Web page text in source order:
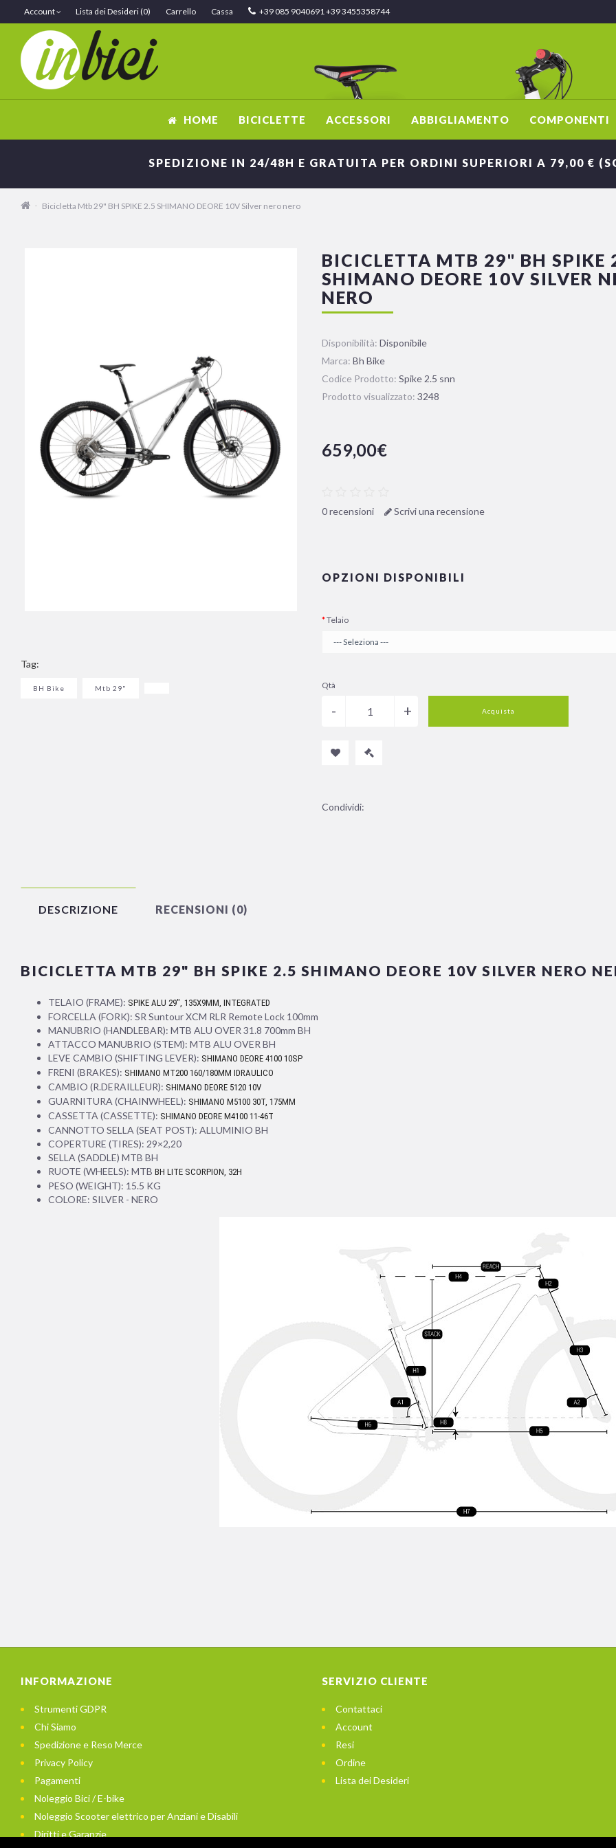
Account Lista dei Desideri (0) Carrello Cassa +39 085 9040691 +39 3455358744
HOME BICICLETTE ACCESSORI ABBIGLIAMENTO COMPONENTI
SPEDIZIONE IN 24/48H E GRATUITA PER ORDINI SUPERIORI A 79,00 €
Bicicletta Mtb 29" BH SPIKE 2.5 SHIMANO DEORE 10V Silver nero nero
Tag:
BH Bike Mtb 29"
BICICLETTA MTB 29" BH SPIKE
SHIMANO DEORE 10V SILVER
NERO
Disponibilità: Disponibile
Marca: Bh Bike
Codice Prodotto: Spike 2.5 snn
Prodotto visualizzato: 3248
659,00€
0 recensioni Scrivi una recensione
OPZIONI DISPONIBILI
Telaio
Qtà
Acquista
Condividi:
DESCRIZIONE RECENSIONI (0)
BICICLETTA MTB 29" BH SPIKE 2.5 SHIMANO DEORE 10V SILVER NERO
TELAIO (FRAME): SPIKE ALU 29", 135X9MM, INTEGRATED
FORCELLA (FORK): SR Suntour XCM RLR Remote Lock 100mm
MANUBRIO (HANDLEBAR): MTB ALU OVER 31.8 700mm BH
ATTACCO MANUBRIO (STEM): MTB ALU OVER BH
LEVE CAMBIO (SHIFTING LEVER): SHIMANO DEORE 4100 10SP
FRENI (BRAKES): SHIMANO MT200 160/180MM IDRAULICO
CAMBIO (R.DERAILLEUR): SHIMANO DEORE 5120 10V
GUARNITURA (CHAINWHEEL): SHIMANO M5100 30T, 175MM
CASSETTA (CASSETTE): SHIMANO DEORE M4100 11-46T
CANNOTTO SELLA (SEAT POST): ALLUMINIO BH
COPERTURE (TIRES): 29×2,20
SELLA (SADDLE) MTB BH
RUOTE (WHEELS): MTB BH LITE SCORPION, 32H
PESO (WEIGHT): 15.5 KG
COLORE: SILVER - NERO
INFORMAZIONE
Strumenti GDPR
Chi Siamo
Spedizione e Reso Merce
Privacy Policy
Pagamenti
Noleggio Bici / E-bike
Noleggio Scooter elettrico per Anziani e Disabili
Diritti e Garanzie
SERVIZIO CLIENTE
Contattaci
Account
Resi
Ordine
Lista dei Desideri